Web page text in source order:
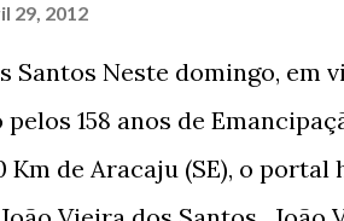
29, 2012
Santos Neste domingo, em
158 anos de
Km de Aracaju (SE), o